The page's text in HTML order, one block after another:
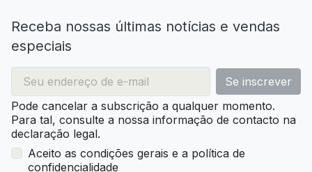
Receba nossas últimas notícias e vendas
especiais
Pode cancelar a subscrição a qualquer momento.
Para tal, consulte a nossa informação de contacto na
declaração legal.
Aceito as condições gerais e a política de
confidencialidade